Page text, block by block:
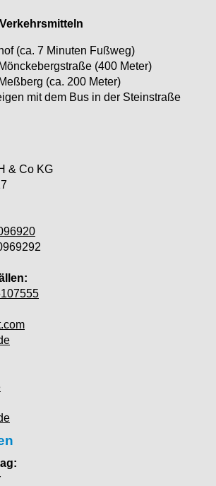
(ca. 7 Minuten Fußweg)
(400 Meter)
(ca. 200 Meter)
mit dem Bus in der Steinstraße
& Co KG